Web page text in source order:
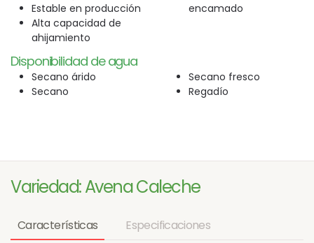
Estable en producción
Alta capacidad de
ahijamiento
encamado
Disponibilidad de agua
Secano árido
Secano
Secano fresco
Regadío
Variedad: Avena Caleche
Características Especificaciones